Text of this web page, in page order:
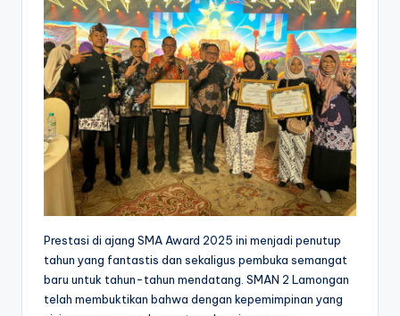
Prestasi di ajang SMA Award 2025 ini menjadi penutup
tahun yang fantastis dan sekaligus pembuka semangat
baru untuk tahun-tahun mendatang. SMAN 2 Lamongan
telah membuktikan bahwa dengan kepemimpinan yang